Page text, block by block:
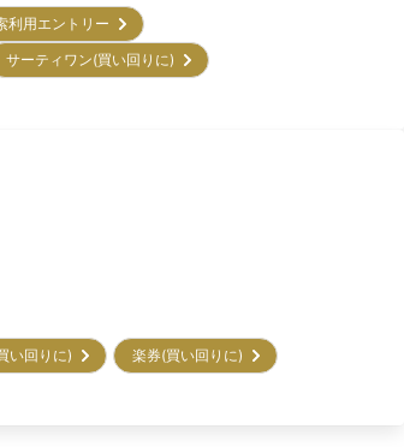
利用エントリー
サーティワン(買い回りに)
い回りに)
楽券(買い回りに)